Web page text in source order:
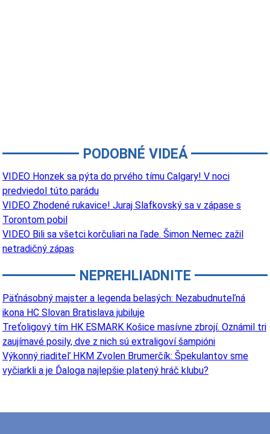
PODOBNÉ VIDEÁ
VIDEO Honzek sa pýta do prvého tímu Calgary! V noci
predviedol túto parádu
VIDEO Zhodené rukavice! Juraj Slafkovský sa v zápase s
Torontom pobil
VIDEO Bili sa všetci korčuliari na ľade. Šimon Nemec zažil
netradičný zápas
NEPREHLIADNITE
Päťnásobný majster a legenda belasých: Nezabudnuteľná
ikona HC Slovan Bratislava jubiluje
Treťoligový tím HK ESMARK Košice masívne zbrojí. Oznámil tri
zaujímavé posily, dve z nich sú extraligoví šampióni
Výkonný riaditeľ HKM Zvolen Brumerčík: Špekulantov sme
vyčiarkli a je Ďaloga najlepšie platený hráč klubu?